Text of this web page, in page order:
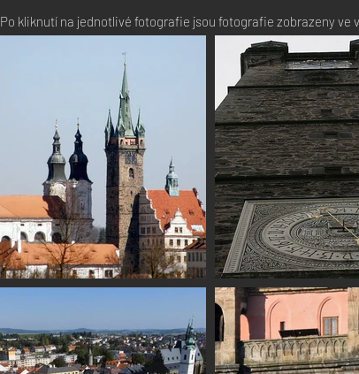
Po kliknutí na jednotlivé fotografie jsou fotografie zobrazeny